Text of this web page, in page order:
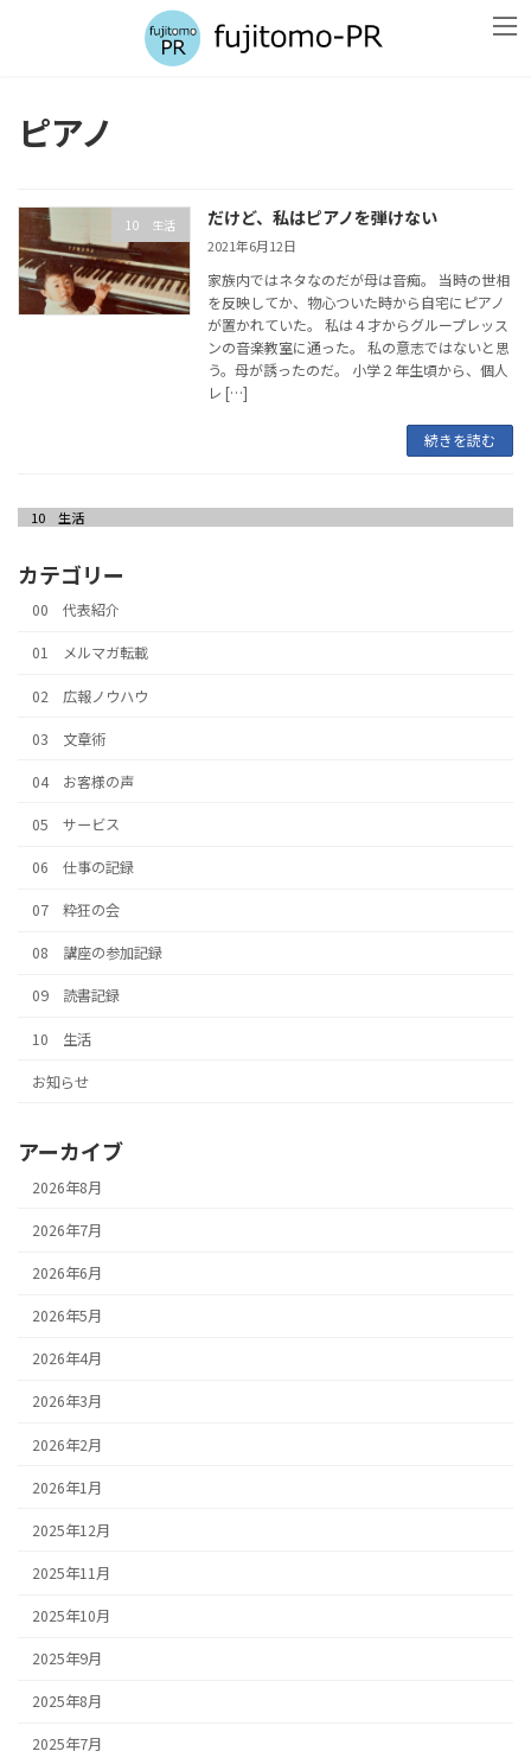
ピアノ
10 生活 だけど、私はピアノを弾けない
2021年6月12日
家族内ではネタなのだが母は音痴。 当時の世相
を反映してか、物心ついた時から自宅にピアノ
が置かれていた。 私は４才からグループレッス
ンの音楽教室に通った。 私の意志ではないと思
う。母が誘ったのだ。 小学２年生頃から、個人
レ […]
続きを読む
10 生活
カテゴリー
00 代表紹介
01 メルマガ転載
02 広報ノウハウ
03 文章術
04 お客様の声
05 サービス
06 仕事の記録
07 粋狂の会
08 講座の参加記録
09 読書記録
10 生活
お知らせ
アーカイブ
2026年8月
2026年7月
2026年6月
2026年5月
2026年4月
2026年3月
2026年2月
2026年1月
2025年12月
2025年11月
2025年10月
2025年9月
2025年8月
2025年7月